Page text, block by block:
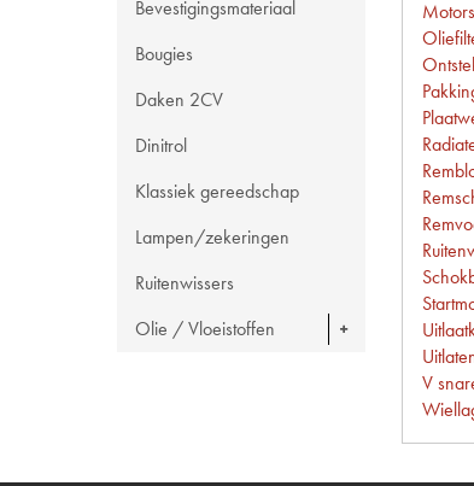
Bevestigingsmateriaal
Bougies
Daken 2CV
Dinitrol
Klassiek gereedschap
Lampen/zekeringen
Ruitenwissers
Olie / Vloeistoffen
V